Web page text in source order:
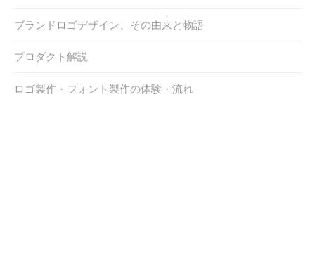
ブランドロゴデザイン、その由来と物語
プロダクト解説
ロゴ製作・フォント製作の体験・流れ